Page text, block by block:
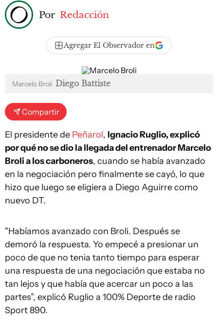
Por Redacción
Agregar El Observador en
Marcelo Broli Diego Battiste
Compartir
El presidente de Peñarol, Ignacio Ruglio, explicó
por qué no se dio la llegada del entrenador Marcelo
Broli a los carboneros, cuando se había avanzado
en la negociación pero finalmente se cayó, lo que
hizo que luego se eligiera a Diego Aguirre como
nuevo DT.
"Habíamos avanzado con Broli. Después se
demoró la respuesta. Yo empecé a presionar un
poco de que no tenia tanto tiempo para esperar
una respuesta de una negociación que estaba no
tan lejos y que había que acercar un poco a las
partes”, explicó Ruglio a 100% Deporte de radio
Sport 890.